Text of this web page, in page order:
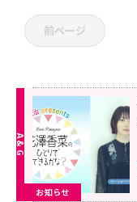
前ページ
お知らせ